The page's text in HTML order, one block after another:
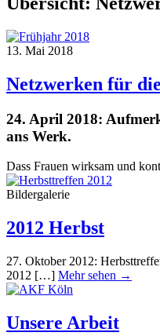
13. Mai 2018
Netzwerken für
24. April 2018:
ans Werk.
Dass Frauen wirksam und
Bildergalerie
2012 Herbst
27. Oktober 2012:
2012 […] Mehr sehen →
Unsere Arbeit